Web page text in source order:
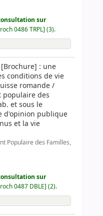
sur
0486 TRPL] (3).
[Brochure] : une
conditions de vie
romande /
populaire des
et sous le
d'opinion publique
et la vie
Populaire des Familles,
sur
0487 DBLE] (2).